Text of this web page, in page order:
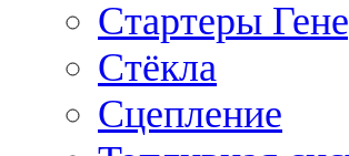
Стартеры
Стёкла
Сцепление